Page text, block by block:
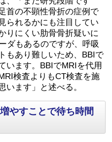
首の不顕性骨折の症例で
られるかにも注目してい
りにくい肋骨骨折疑いに
ダもあるのですが、呼吸
もあり難しいため、BBIで
います。BBIでMRIを代用
検査よりもCT検査を施
います」と述べる。
やすことで待ち時間